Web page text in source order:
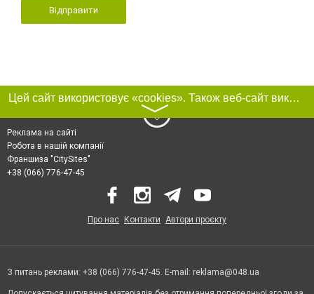
Відправити
Цей сайт використовує «cookies». Також веб-сайт використовує інтернет-сервіс для збору технічних даних стосовно відвідувачів з метою отримання маркетингової та статистичної інформації. Умови обробки даних відвідувачів сайту див.
〉
Реклама на сайті
Робота в нашій компанії
Франшиза "CitySites"
+38 (066) 776-47-45
Про нас Контакти Автори проєкту
З питань реклами: +38 (066) 776-47-45. E-mail: reklama@048.ua